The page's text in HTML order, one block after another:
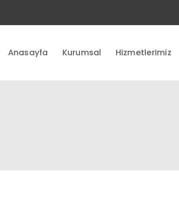
Anasayfa Kurumsal Hizmetlerimiz